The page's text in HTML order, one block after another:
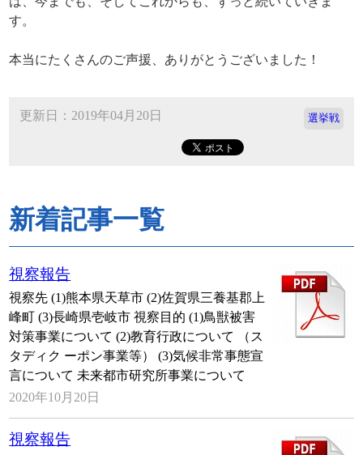
す。
本当にたくさんのご声援、ありがとうございました！
更新日：2019年04月20日 選挙戦
新着記事一覧
視察報告
視察先 (1)熊本県天草市 (2)佐賀県三養基郡上
峰町 (3)長崎県壱岐市 視察目的 (1)鳥獣被害
対策事業について (2)教育行政について （ス
タディク ーポン事業等） (3)気候非常事態宣
言について 未来都市研究所事業について
2020年10月20日
視察報告